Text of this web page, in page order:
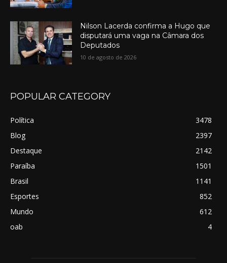
Nilson Lacerda confirma a Hugo que
disputará uma vaga na Câmara dos
Deputados
10 de agosto de 2026
POPULAR CATEGORY
Política
3478
Blog
2397
Destaque
2142
Paraíba
1501
Brasil
1141
Esportes
852
Mundo
612
oab
4